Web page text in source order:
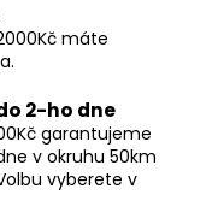
máte
2-ho dne
garantujeme
v okruhu 50km
vyberete v